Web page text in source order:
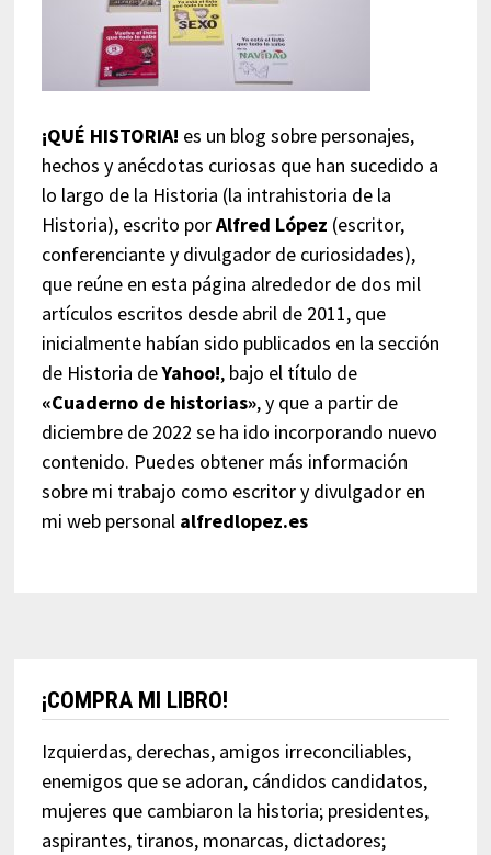
¡QUÉ HISTORIA! es un blog sobre personajes,
hechos y anécdotas curiosas que han sucedido a
lo largo de la Historia (la intrahistoria de la
Historia), escrito porAlfred López (escritor,
conferenciante y divulgador de curiosidades),
que reúne en esta página alrededor de dos mil
artículos escritos desde abril de 2011, que
inicialmente habían sido publicados en la sección
de Historia deYahoo!, bajo el título de
«Cuaderno de historias», y que a partir de
diciembre de 2022 se ha ido incorporando nuevo
contenido. Puedes obtener más información
sobre mi trabajo como escritor y divulgador en
mi web personal alfredlopez.es
¡COMPRA MI LIBRO!
Izquierdas, derechas, amigos irreconciliables,
enemigos que se adoran, cándidos candidatos,
mujeres que cambiaron la historia; presidentes,
aspirantes, tiranos, monarcas, dictadores;